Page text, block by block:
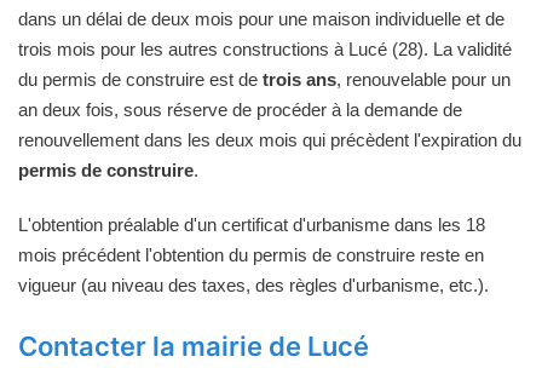
dans un délai de deux mois pour une maison individuelle et de
trois mois pour les autres constructions à Lucé (28). La validité
du permis de construire est de trois ans, renouvelable pour un
an deux fois, sous réserve de procéder à la demande de
renouvellement dans les deux mois qui précèdent l'expiration du
permis de construire.
L'obtention préalable d'un certificat d'urbanisme dans les 18
mois précédent l'obtention du permis de construire reste en
vigueur (au niveau des taxes, des règles d'urbanisme, etc.).
Contacter la mairie de Lucé